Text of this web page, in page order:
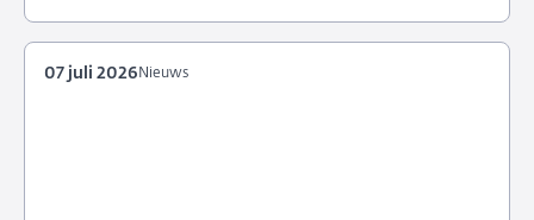
2026
Nieuws
07 juli 2026